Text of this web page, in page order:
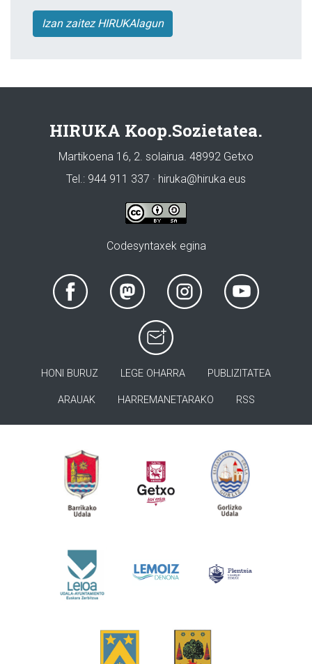
Izan zaitez HIRUKAlagun
HIRUKA Koop.Sozietatea.
Martikoena 16, 2. solairua. 48992 Getxo
Tel.: 944 911 337 · hiruka@hiruka.eus
Codesyntaxek egina
HONI BURUZ LEGE OHARRA PUBLIZITATEA
ARAUAK HARREMANETARAKO RSS